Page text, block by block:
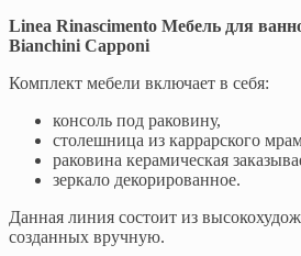
Linea Rinascimento Мебель для
Bianchini Capponi
Комплект мебели включает в себя:
консоль под раковину,
столешница из каррарского
раковина керамическая
зеркало декорированное.
Данная линия состоит из
созданных вручную.